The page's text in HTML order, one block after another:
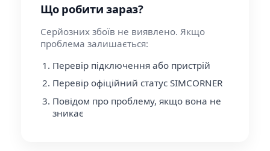
Що робити зараз?
Серйозних збоїв не виявлено. Якщо
проблема залишається:
Перевір підключення або пристрій
Перевір офіційний статус SIMCORNER
Повідом про проблему, якщо вона не
зникає